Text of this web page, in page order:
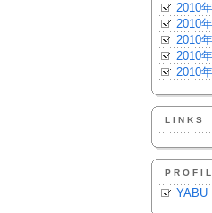
2010
2010
2010
2010
2010
LINKS
YABU